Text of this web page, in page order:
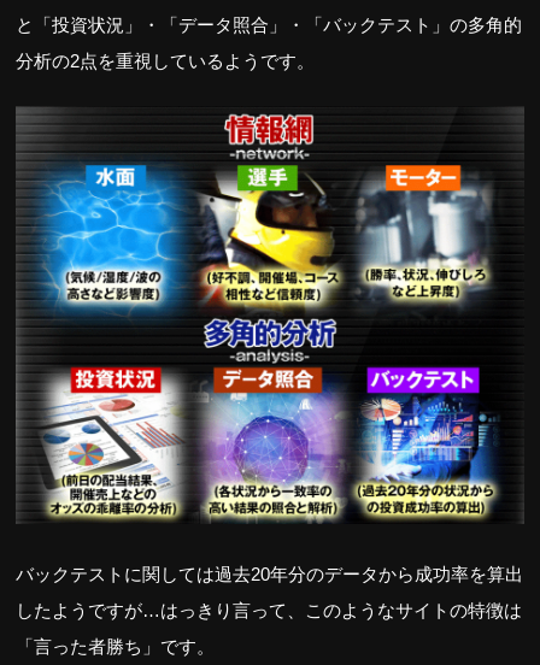
と「投資状況」・「データ照合」・「バックテスト」の多角的
分析の2点を重視しているようです。
バックテストに関しては過去20年分のデータから成功率を算出
したようですが…はっきり言って、このようなサイトの特徴は
「言った者勝ち」です。